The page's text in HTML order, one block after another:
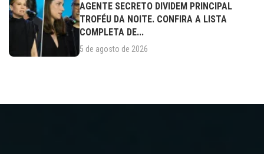
AGENTE SECRETO DIVIDEM PRINCIPAL
TROFÉU DA NOITE. CONFIRA A LISTA
COMPLETA DE...
5 de agosto de 2026